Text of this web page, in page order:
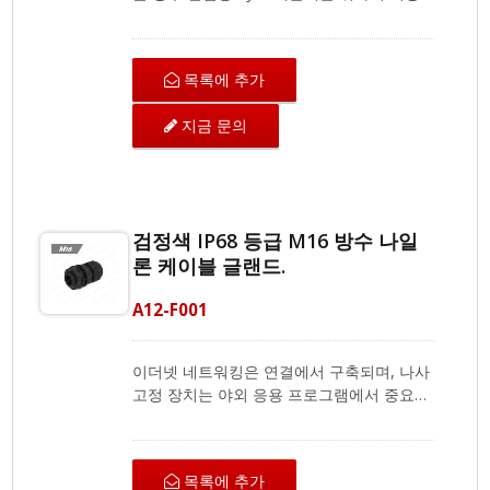
되어 방수 밀봉을 생성하는 벌크헤드 디자인
의 Cat.6 STP 110 타입 RJ45 커플러가 특징
입니다. 또한 50 마이크론 금도금 접촉 핀으
로 구성되어 있으며, 사용하지 않을 때는 먼
지, 이물질 및 습기로부터 차폐된 RJ45 잭을
보호하는 먼지 캡이 포함되어 있습니다.
없이 견딜 수 있습니다. 방수 시리즈 제품에
더 관심이 있으시면, 프로젝트에 대한 추가
목록에 추가
지금 문의
검정색 IP68 등급 M16 방수 나일
론 케이블 글랜드.
A12-F001
이더넷 네트워킹은 연결에서 구축되며, 나사
고정 장치는 야외 응용 프로그램에서 중요한
쉽게 고정하고 방수 밀봉을 생성할 수 있는
최고 수준의 IP68 침투 등급 케이블 그랜드
목록에 추가